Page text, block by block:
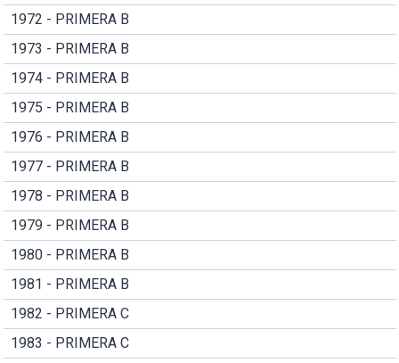
1972 - PRIMERA B
1973 - PRIMERA B
1974 - PRIMERA B
1975 - PRIMERA B
1976 - PRIMERA B
1977 - PRIMERA B
1978 - PRIMERA B
1979 - PRIMERA B
1980 - PRIMERA B
1981 - PRIMERA B
1982 - PRIMERA C
1983 - PRIMERA C